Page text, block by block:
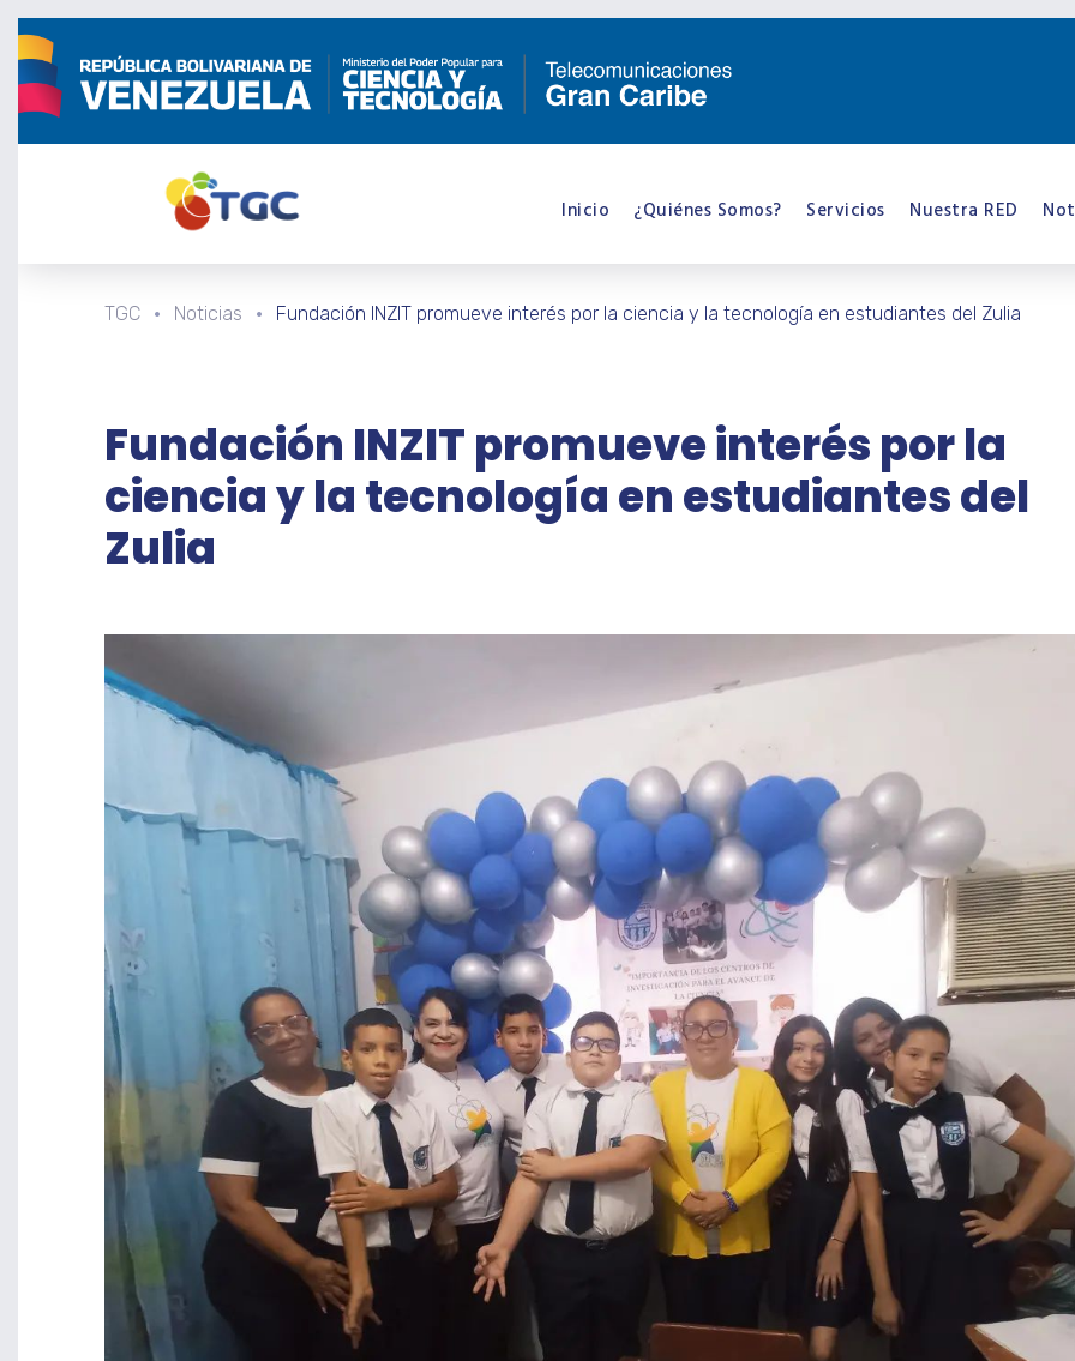
Inicio ¿Quiénes Somos? Servicios Nuestra RED
TGC Noticias Fundación INZIT promueve interés por la ciencia y la tecnología en estudiantes del Zulia
Fundación INZIT promueve interés por la
ciencia y la tecnología en estudiantes del
Zulia